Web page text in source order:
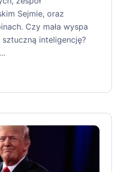
Sejmie, oraz
Czy mała wyspa
inteligencję?